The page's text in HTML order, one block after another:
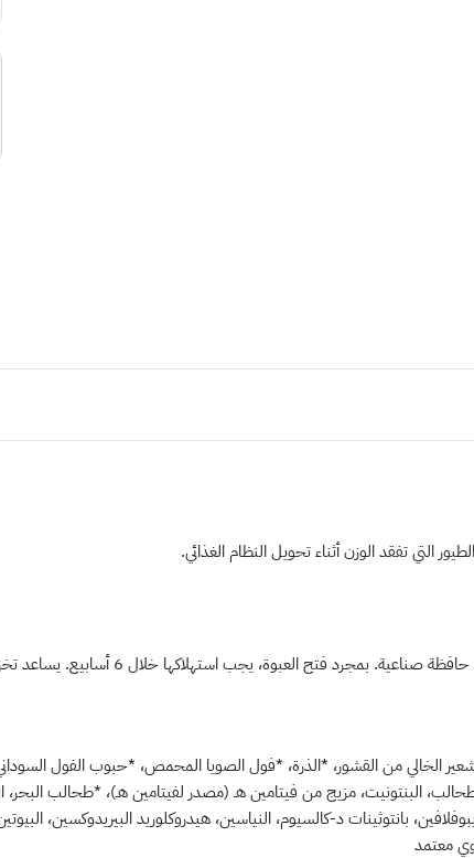
التي تفقد الوزن أثناء تحويل النظام الغذائي.
لا تحتوي أغذية الطيور من شركة
من القشور، *الذرة، *فول الصويا المحمص، *حبوب الفول السوداني،
مكمل فيتامين ب12، مكمل الريبوفلافين، بانتوثينات د-كالسيوم، النياسين، هيدروكلوريد
معتمد